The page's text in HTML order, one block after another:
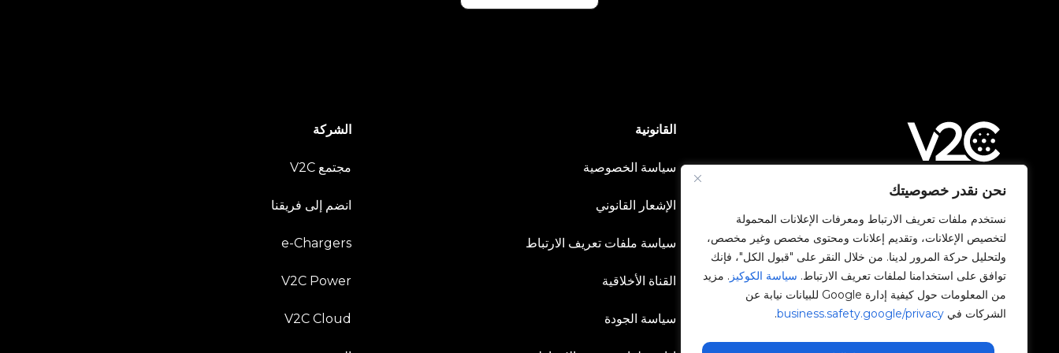
نحن نقدر خصوصيتك
نستخدم ملفات تعريف الارتباط ومعرفات الإعلانات المحمولة
لتخصيص الإعلانات، وتقديم إعلانات ومحتوى مخصص وغير مخصص،
ولتحليل حركة المرور لدينا. من خلال النقر على "قبول الكل"، فإنك
توافق على استخدامنا لملفات تعريف الارتباط. سياسة الكوكيز . مزيد
من المعلومات حول كيفية إدارة Google للبيانات نيابة عن
الشركات في business.safety.google/privacy
.
Avenida Camí Nou, 268
46950 Xirivella
فالنسيا، إسبانيا
+34 96 065 45 54
info@v2charge.com
القانونية
سياسة الخصوصية
الإشعار القانوني
سياسة ملفات تعريف الارتباط
القناة الأخلاقية
سياسة الجودة
الشركة
مجتمع V2C
انضم إلى فريقنا
e-Chargers
V2C Power
V2C Cloud